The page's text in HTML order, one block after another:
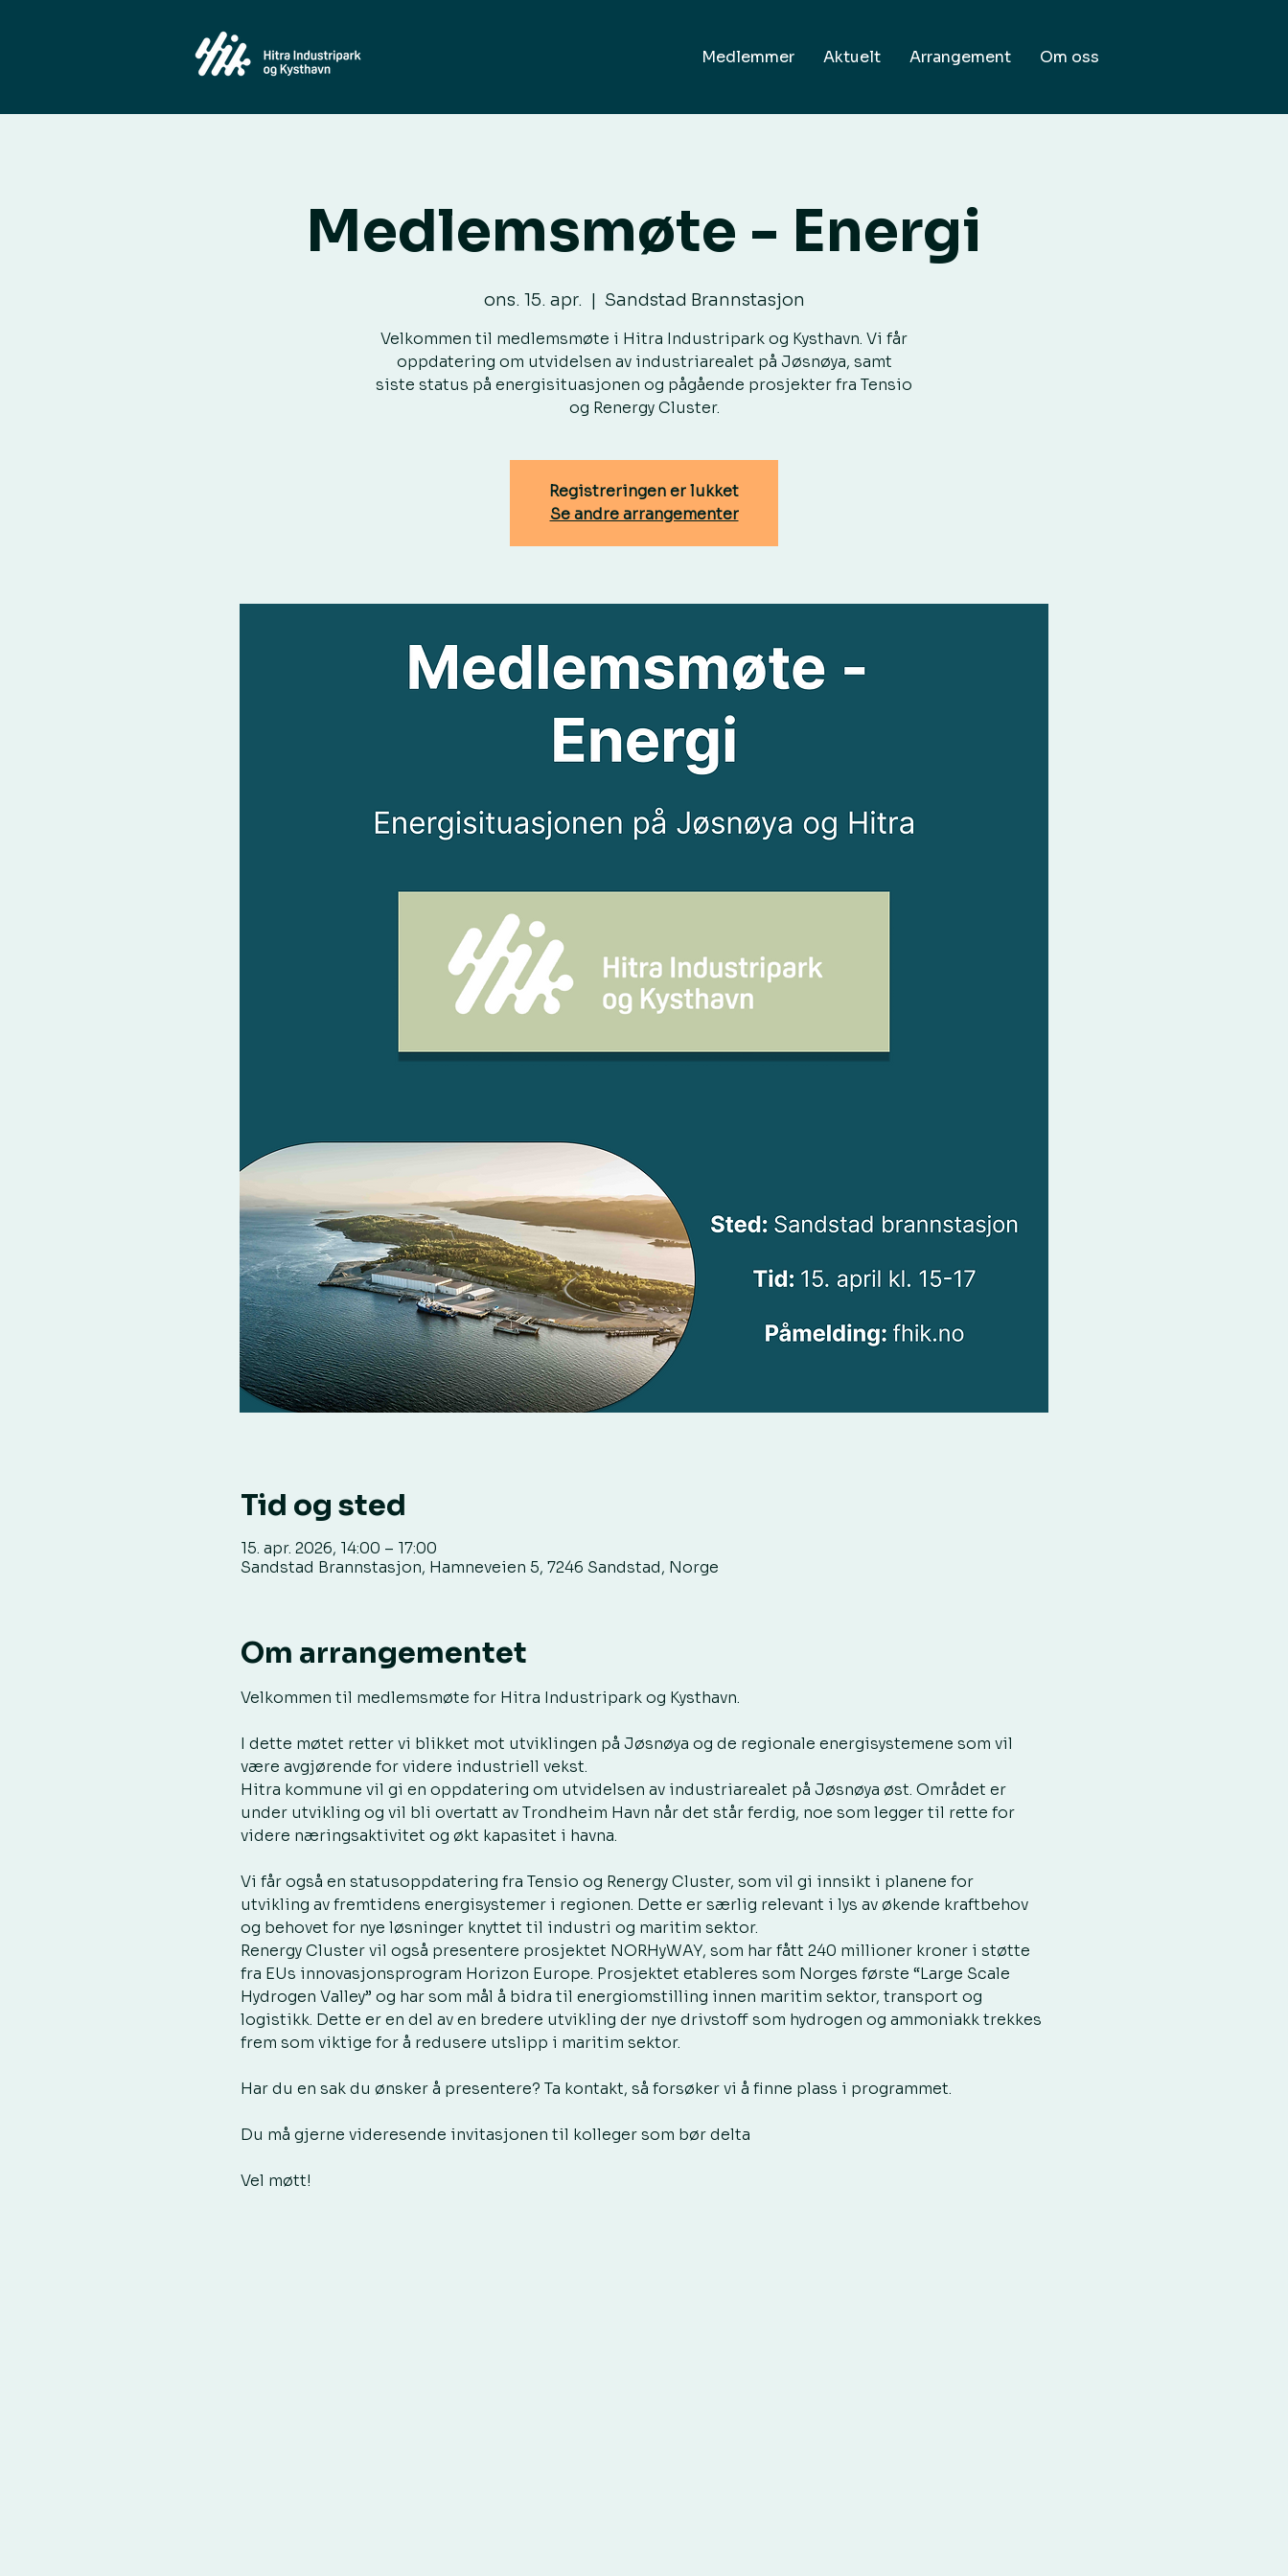
Medlemmer Aktuelt Arrangement Om oss
Medlemsmøte - Energi
ons. 15. apr.
  |
Sandstad Brannstasjon
Velkommen til medlemsmøte i Hitra Industripark og Kysthavn. Vi får
oppdatering om utvidelsen av industriarealet på Jøsnøya, samt
siste status på energisituasjonen og pågående prosjekter fra Tensio
og Renergy Cluster.
Registreringen er lukket
Se andre arrangementer
Tid og sted
15. apr. 2026, 14:00 – 17:00
Sandstad Brannstasjon, Hamneveien 5, 7246 Sandstad, Norge
Om arrangementet
Velkommen til medlemsmøte for Hitra Industripark og Kysthavn.
I dette møtet retter vi blikket mot utviklingen på Jøsnøya og de regionale energisystemene som vil
være avgjørende for videre industriell vekst.
Hitra kommune vil gi en oppdatering om utvidelsen av industriarealet på Jøsnøya øst. Området er
under utvikling og vil bli overtatt av Trondheim Havn når det står ferdig, noe som legger til rette for
videre næringsaktivitet og økt kapasitet i havna.
Vi får også en statusoppdatering fra Tensio og Renergy Cluster, som vil gi innsikt i planene for
utvikling av fremtidens energisystemer i regionen. Dette er særlig relevant i lys av økende kraftbehov
og behovet for nye løsninger knyttet til industri og maritim sektor.
Renergy Cluster vil også presentere prosjektet NORHyWAY, som har fått 240 millioner kroner i støtte
fra EUs innovasjonsprogram Horizon Europe. Prosjektet etableres som Norges første “Large Scale
Hydrogen Valley” og har som mål å bidra til energiomstilling innen maritim sektor, transport og
logistikk. Dette er en del av en bredere utvikling der nye drivstoff som hydrogen og ammoniakk trekkes
frem som viktige for å redusere utslipp i maritim sektor.
Har du en sak du ønsker å presentere? Ta kontakt, så forsøker vi å finne plass i programmet.
Du må gjerne videresende invitasjonen til kolleger som bør delta
Vel møtt!